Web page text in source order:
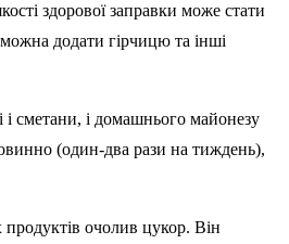
здорової заправки може стати
додати гірчицю та інші
сметани, і домашнього майонезу
(один-два рази на тиждень),
очолив цукор. Він